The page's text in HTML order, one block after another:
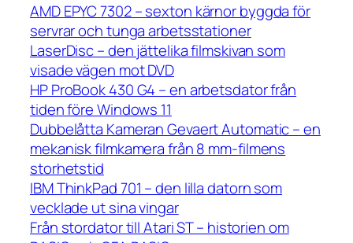
AMD EPYC 7302 – sexton kärnor byggda för
servrar och tunga arbetsstationer
LaserDisc – den jättelika filmskivan som
visade vägen mot DVD
HP ProBook 430 G4 – en arbetsdator från
tiden före Windows 11
Dubbelåtta Kameran Gevaert Automatic – en
mekanisk filmkamera från 8 mm-filmens
storhetstid
IBM ThinkPad 701 – den lilla datorn som
vecklade ut sina vingar
Från stordator till Atari ST – historien om